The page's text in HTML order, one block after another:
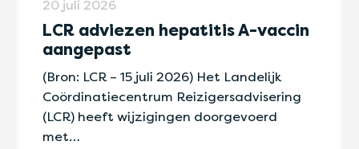
20 juli 2026
LCR adviezen hepatitis A-vaccin
aangepast
(Bron: LCR – 15 juli 2026) Het Landelijk
Coördinatiecentrum Reizigersadvisering
(LCR) heeft wijzigingen doorgevoerd
met…